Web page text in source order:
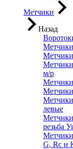
Метчики
Назад
м/р
левые
резьба
G, Rc и